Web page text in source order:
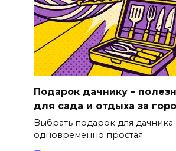
Подарок дачнику –
для сада и отдыха за
Выбрать подарок для дачника
одновременно простая